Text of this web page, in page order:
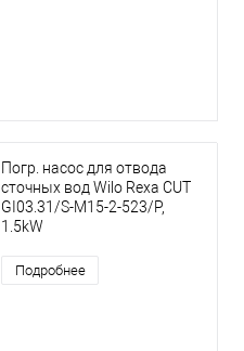
Погр. насос для отвода
сточных вод Wilo Rexa CUT
GI03.31/S-M15-2-523/P,
1.5kW
Подробнее